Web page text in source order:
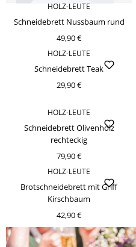
HOLZ-LEUTE
Schneidebrett Nussbaum rund
49,90 €
HOLZ-LEUTE
Schneidebrett Teak
29,90 €
HOLZ-LEUTE
Schneidebrett Olivenholz
rechteckig
79,90 €
HOLZ-LEUTE
Brotschneidebrett mit Griff
Kirschbaum
42,90 €